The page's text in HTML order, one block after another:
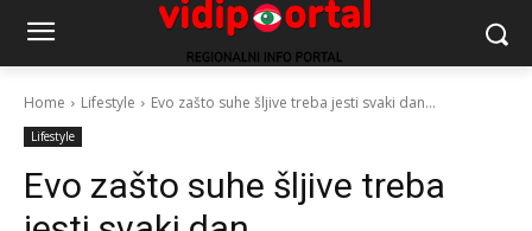
Home Lifestyle Evo zašto suhe šljive treba jesti svaki dan...
Lifestyle
Evo zašto suhe šljive treba